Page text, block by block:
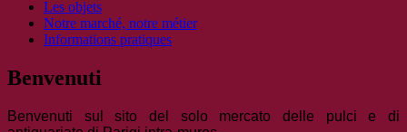
Les objets
Notre marché, notre métier
Informations pratiques
Benvenuti
Benvenuti sul sito del solo mercato delle pulci e di